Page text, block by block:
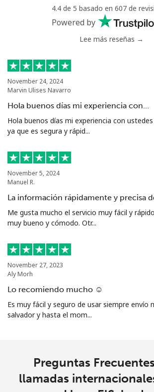
4.4 de 5 basado en 607 de
Powered by
Lee más reseñas →
November 24, 2024
Marvin Ulises Navarro
Hola buenos días mi experiencia con…
Hola buenos días mi experiencia con
ya que es segura y rápid...
November 5, 2024
Manuel R.
La información rápidamente y precisa
Me gusta mucho el servicio muy fácil y
muy bueno y cómodo. Otr...
November 27, 2023
Aly Morh
Lo recomiendo mucho ☺️
Es muy fácil y seguro de usar siempre envío
salvador y hasta el mom...
Preguntas
llamadas